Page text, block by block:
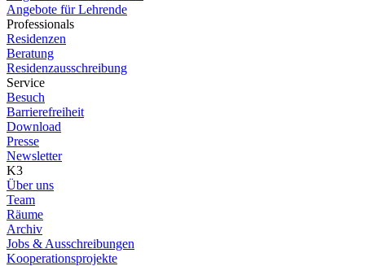
Angebote für Lehrende
Professionals
Residenzen
Beratung
Residenzausschreibung
Service
Besuch
Barrierefreiheit
Download
Presse
Newsletter
K3
Über uns
Team
Räume
Archiv
Jobs & Ausschreibungen
Kooperationsprojekte